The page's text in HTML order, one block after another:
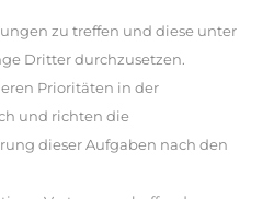
zu treffen und diese unter
Dritter durchzusetzen.
Prioritäten in der
und richten die
dieser Aufgaben nach den